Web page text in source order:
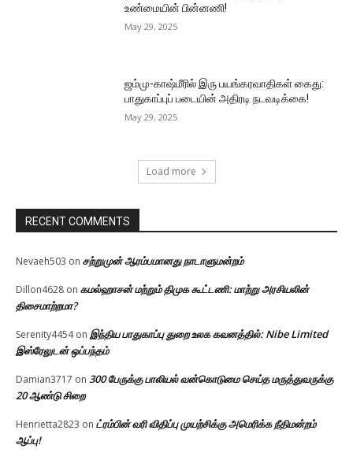
உண்மையின் பின்னணி!
May 29, 2025
ஜம்மு-காஷ்மீரில் இரு பயங்கரவாதிகள் கைது:
பாதுகாப்புப் படையின் அதிரடி நடவடிக்கை!
May 29, 2025
Load more
RECENT COMMENTS
Nevaeh503 on சற்றுமுன் ஆரம்பமானது நாடாளுமன்றம்
Dillon4628 on கமல்ஹாசன் மற்றும் திமுக கூட்டணி: மாற்று அரசியலின்
திசைமாற்றமா?
Serenity4454on இந்திய பாதுகாப்பு துறை உலக கவனத்தில்: Nibe Limited
இஸ்ரேலுடன் ஒப்பந்தம்
Damian3717 on 300 பேருக்கு பாலியல் வன்கொடுமை செய்த மருத்துவருக்கு
20 ஆண்டு சிறை
Henrietta2823 on ட்ரம்பின் வரி விதிப்பு முயற்சிக்கு அமெரிக்க நீதிமன்றம்
ஆப்பு!